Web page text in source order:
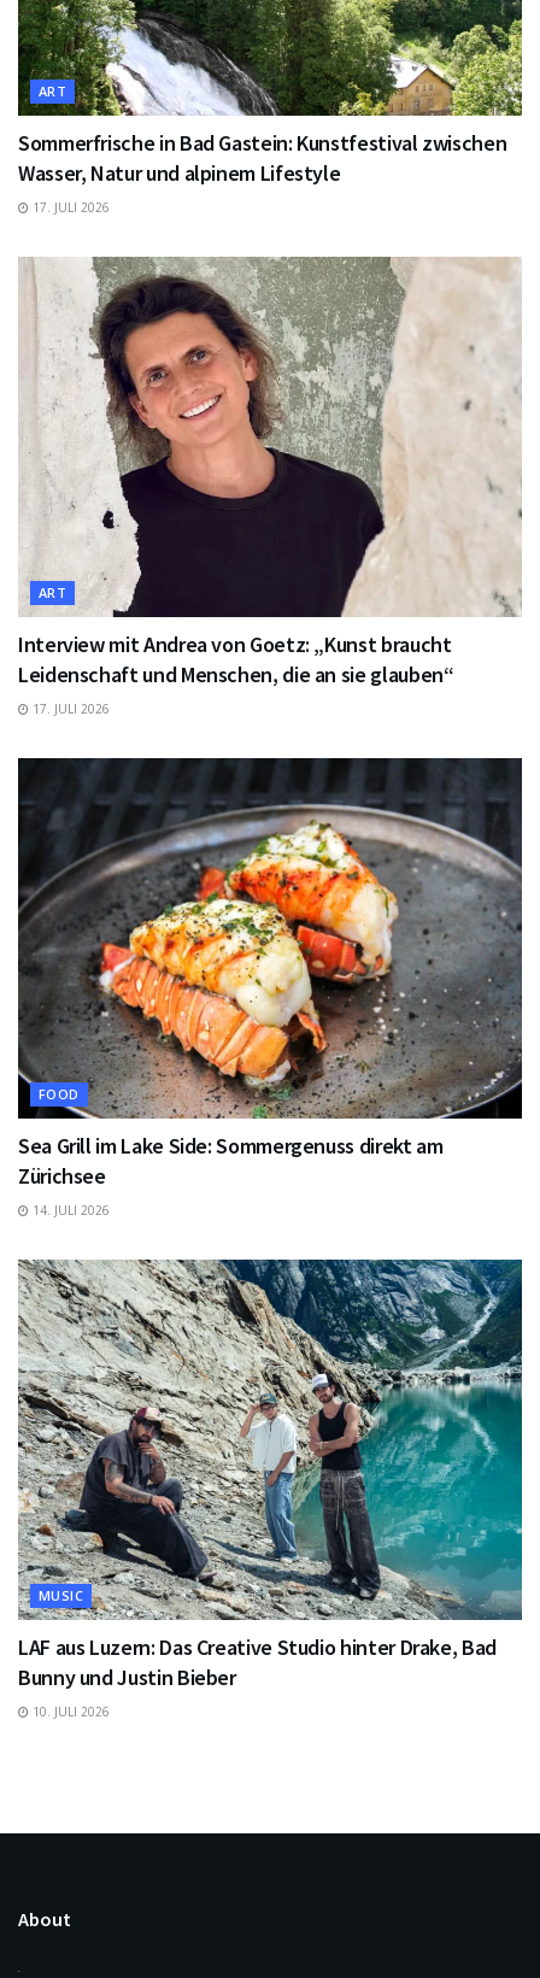
ART
Sommerfrische in Bad Gastein: Kunstfestival zwischen
Wasser, Natur und alpinem Lifestyle
17. JULI 2026
ART
Interview mit Andrea von Goetz: „Kunst braucht
Leidenschaft und Menschen, die an sie glauben“
17. JULI 2026
FOOD
Sea Grill im Lake Side: Sommergenuss direkt am
Zürichsee
14. JULI 2026
MUSIC
LAF aus Luzern: Das Creative Studio hinter Drake, Bad
Bunny und Justin Bieber
10. JULI 2026
About